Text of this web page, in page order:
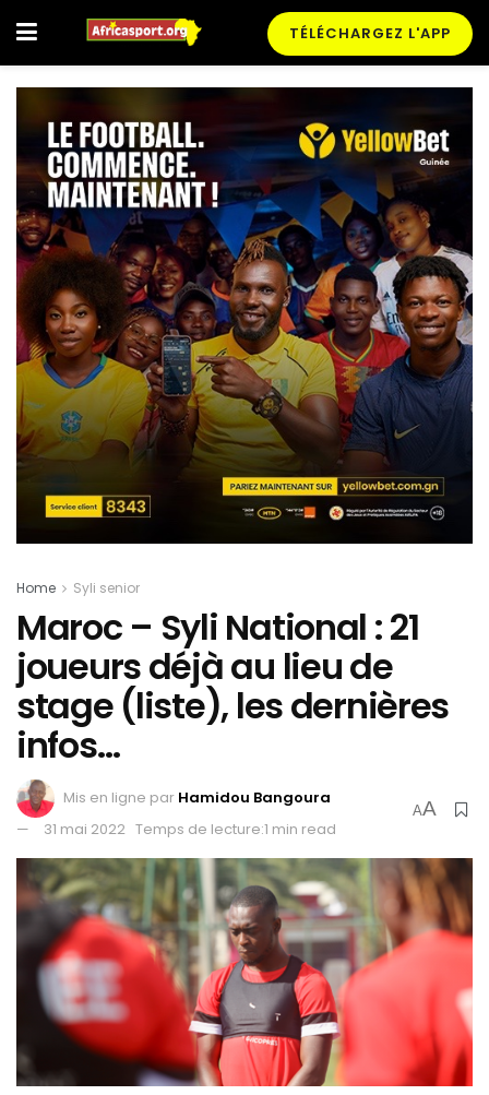
TÉLÉCHARGEZ L'APP
Home Syli senior
Maroc – Syli National : 21
joueurs déjà au lieu de
stage (liste), les dernières
infos…
Mis en ligne par Hamidou Bangoura
31 mai 2022 Temps de lecture:1 min read
AA